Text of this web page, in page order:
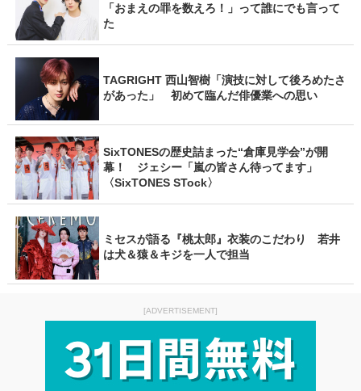
「おまえの罪を数えろ！」って誰にでも言って
た
TAGRIGHT 西山智樹「演技に対して後ろめたさ
があった」 初めて臨んだ俳優業への思い
SixTONESの歴史詰まった“倉庫見学会”が開
幕！ ジェシー「嵐の皆さん待ってます」
〈SixTONES STock〉
ミセスが語る『桃太郎』衣装のこだわり 若井
は犬＆猿＆キジを一人で担当
[ADVERTISEMENT]